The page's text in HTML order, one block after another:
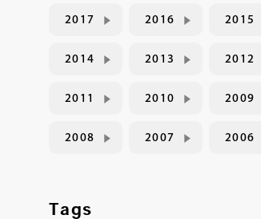
2017 2016 2015
2014 2013 2012
2011 2010 2009
2008 2007 2006
Tags